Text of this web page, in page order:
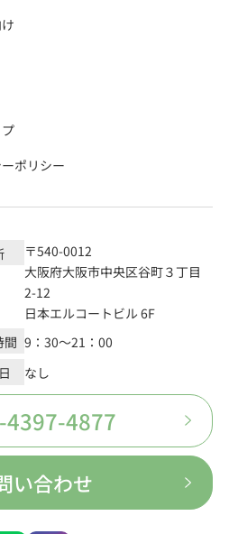
ポリシー
〒540-0012
大阪府大阪市中央区谷町３丁目
2-12
日本エルコートビル 6F
間 9：30～21：00
なし
4397-4877
い合わせ